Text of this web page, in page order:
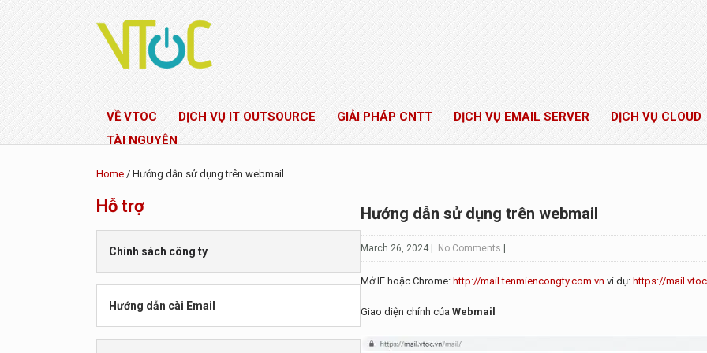
VỀ VTOC DỊCH VỤ IT OUTSOURCE GIẢI PHÁP CNTT DỊCH VỤ EMAIL SERVER
DỊCH VỤ CLOUD
TÀI NGUYÊN
Home / Hướng dẫn sử dụng trên webmail
Hỗ trợ
Chính sách công ty
Hướng dẫn cài Email
Hướng dẫn sử dụng trên webmail
March 26, 2024 No Comments
Mở IE hoặc Chrome: http://mail.tenmiencongty.com.vn ví dụ: https://
Giao diện chính của Webmail